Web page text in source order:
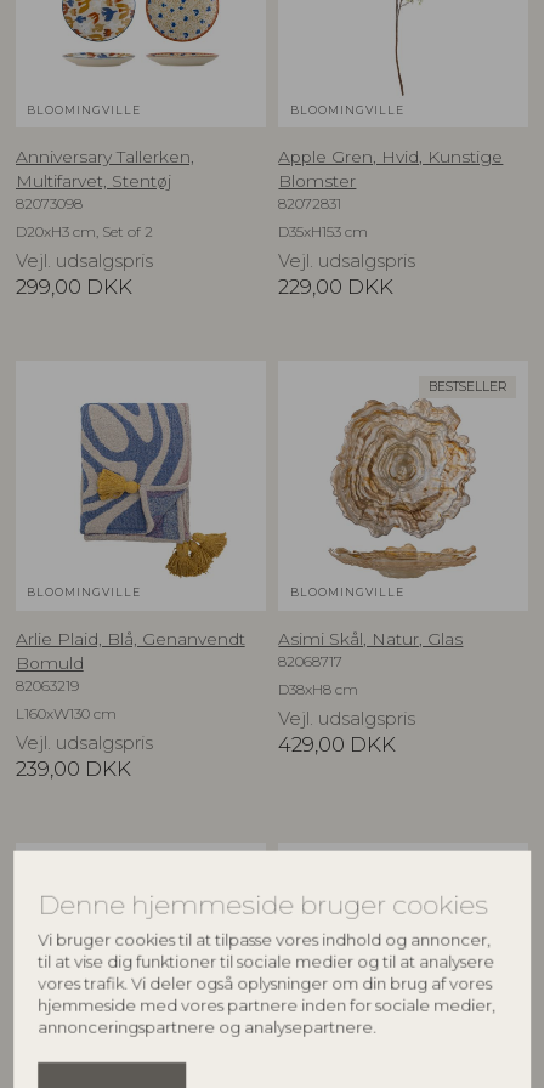
Denne hjemmeside bruger cookies
Vi bruger cookies til at tilpasse vores indhold og annoncer,
til at vise dig funktioner til sociale medier og til at analysere
vores trafik. Vi deler også oplysninger om din brug af vores
hjemmeside med vores partnere inden for sociale medier,
annonceringspartnere og analysepartnere.
BLOOMINGVILLE
Anniversary Tallerken,
Multifarvet, Stentøj
82073098
D20xH3 cm, Set of 2
Vejl. udsalgspris
299,00 DKK
BLOOMINGVILLE
Apple Gren, Hvid, Kunstige
Blomster
82072831
D35xH153 cm
Vejl. udsalgspris
229,00 DKK
BLOOMINGVILLE
Arlie Plaid, Blå, Genanvendt
Bomuld
82063219
L160xW130 cm
Vejl. udsalgspris
239,00 DKK
BESTSELLER
BLOOMINGVILLE
Asimi Skål, Natur, Glas
82068717
D38xH8 cm
Vejl. udsalgspris
429,00 DKK